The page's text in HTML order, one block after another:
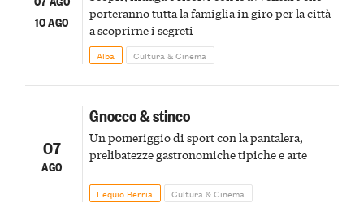
10 AGO
porteranno tutta la famiglia in giro per la città
a scoprirne i segreti
Alba Cultura & Cinema
07
AGO
Gnocco & stinco
Un pomeriggio di sport con la pantalera,
prelibatezze gastronomiche tipiche e arte
Lequio Berria Cultura & Cinema